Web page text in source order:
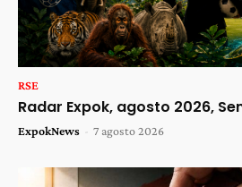
RSE
Radar Expok, agosto 2026,
ExpokNews - 7 agosto 2026